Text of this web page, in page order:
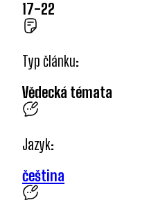
17-22
Typ článku:
Vědecká témata
Jazyk:
čeština